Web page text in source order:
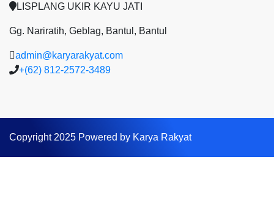
LISPLANG UKIR KAYU JATI
Gg. Nariratih, Geblag, Bantul, Bantul
admin@karyarakyat.com
+(62) 812-2572-3489
Copyright 2025 Powered by Karya Rakyat